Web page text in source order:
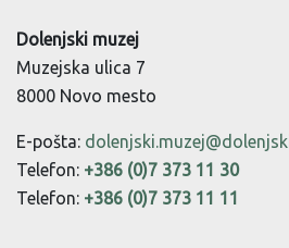
Dolenjski muzej
Muzejska ulica 7
8000 Novo mesto
E-pošta:
Telefon: +386 (0)7 373 11 30
Telefon: +386 (0)7 373 11 11